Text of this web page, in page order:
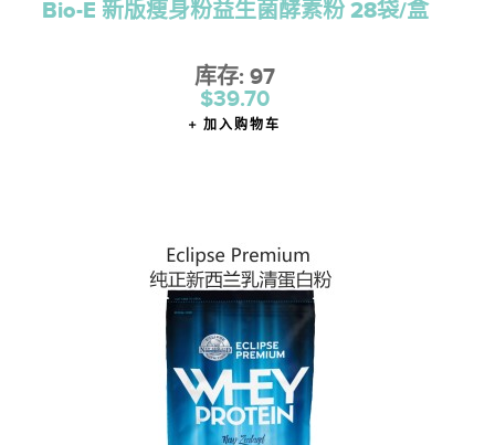
Bio-E 新版瘦身粉益生菌酵素粉 28袋/盒
库存: 97
$39.70
加入购物车